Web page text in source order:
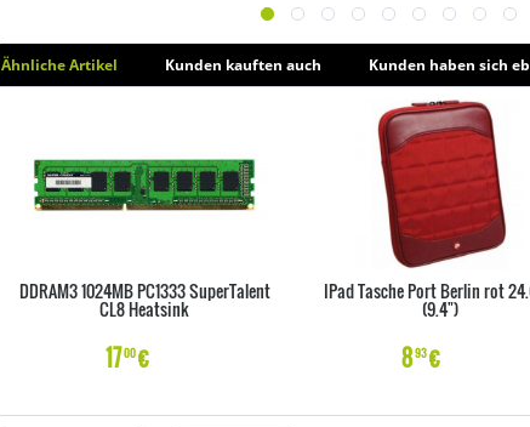
Ähnliche Artikel Kunden kauften auch Kunden haben sich
DDRAM3 1024MB PC1333 SuperTalent
CL8 Heatsink
1700€
IPad Tasche Port Berlin rot
(9.4")
893€